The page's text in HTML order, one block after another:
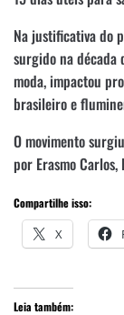
Na justificativa do
surgido na década
moda, impactou
brasileiro e
O movimento
por Erasmo
Compartilhe isso:
X
Leia também: